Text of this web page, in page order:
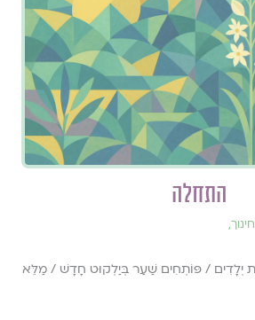
התחלה
חינוך,
יְלָדִים / פּוֹתְחִים שַׁעַר בְּיַלְקוּט חָדָשׁ / מַלֵּא